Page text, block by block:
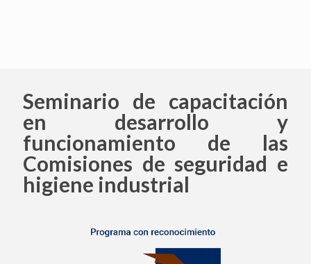
Seminario de capacitación
en desarrollo y
funcionamiento de las
Comisiones de seguridad e
higiene industrial